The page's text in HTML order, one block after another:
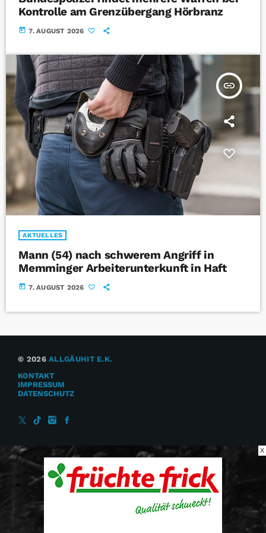
Kontrolle am Grenzübergang Hörbranz
today 7. AUGUST 2026
insert_link
AKTUELLES
Mann (54) nach schwerem Angriff in
Memminger Arbeiterunterkunft in Haft
today 7. AUGUST 2026
© 2026ALLGÄUHIT E.K.
KONTAKT
IMPRESSUM
DATENSCHUTZ
X